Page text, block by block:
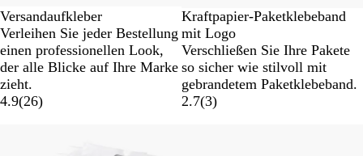
Versandaufkleber
Verleihen Sie jeder Bestellung
einen professionellen Look,
der alle Blicke auf Ihre Marke
zieht.
4.9(26)
Kraftpapier-Paketklebeband
mit Logo
Verschließen Sie Ihre Pakete
so sicher wie stilvoll mit
gebrandetem Paketklebeband.
2.7(3)